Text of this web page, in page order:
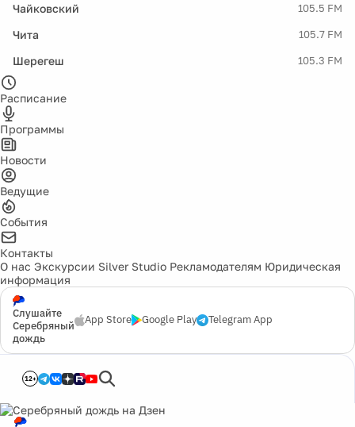
Чайковский 105.5 FM
Чита 105.7 FM
Шерегеш 105.3 FM
Расписание
Программы
Новости
Ведущие
События
Контакты
О нас Экскурсии Silver Studio Рекламодателям Юридическая
информация
Слушайте
Серебряный
дождь
App Store Google Play Telegram App
12+